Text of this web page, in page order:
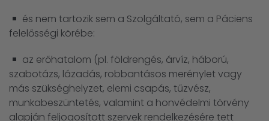
és nem tartozik sem a Szolgáltató, sem a Páciens
felelősségi körébe:
az erőhatalom (pl. földrengés, árvíz, háború,
szabotázs, lázadás, robbantásos merénylet vagy
más szükséghelyzet, elemi csapás, tűzvész,
munkabeszüntetés, valamint a honvédelmi törvény
alapján feljogosított szervek rendelkezésére tett